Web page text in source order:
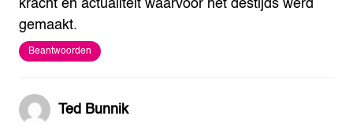
gemaakt.
Beantwoorden
Ted Bunnik